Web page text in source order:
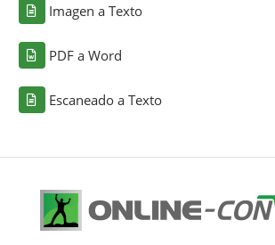
Imagen a Texto
PDF a Word
Escaneado a Texto